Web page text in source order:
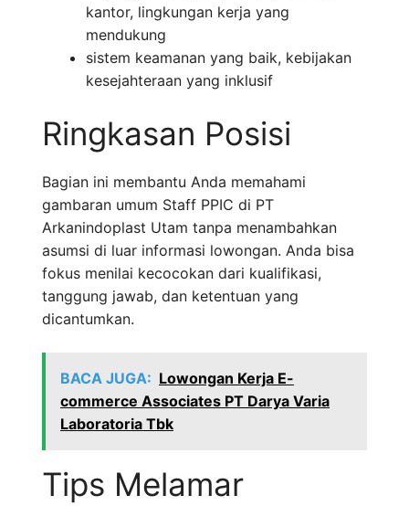
kantor, lingkungan kerja yang
mendukung
sistem keamanan yang baik, kebijakan
kesejahteraan yang inklusif
Ringkasan Posisi
Bagian ini membantu Anda memahami
gambaran umum Staff PPIC di PT
Arkanindoplast Utam tanpa menambahkan
asumsi di luar informasi lowongan. Anda bisa
fokus menilai kecocokan dari kualifikasi,
tanggung jawab, dan ketentuan yang
dicantumkan.
BACA JUGA: Lowongan Kerja E-
commerce Associates PT Darya Varia
Laboratoria Tbk
Tips Melamar